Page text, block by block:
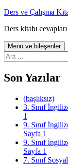
İçeriğe
Ders ve Çalışma
Ders kitabı
Menü ve bileşenler
Arama:
Son Yazılar
(başlıksız)
3. Sınıf
1
9. Sınıf
Sayfa 1
9. Sınıf
Sayfa 1
7. Sınıf